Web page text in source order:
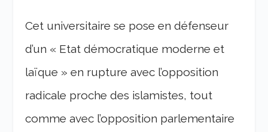
Cet universitaire se pose en défenseur
d’un « Etat démocratique moderne et
laïque » en rupture avec l’opposition
radicale proche des islamistes, tout
comme avec l’opposition parlementaire